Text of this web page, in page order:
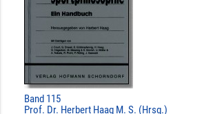
Band 115
Prof. Dr. Herbert Haag M. S. (Hrsg.)